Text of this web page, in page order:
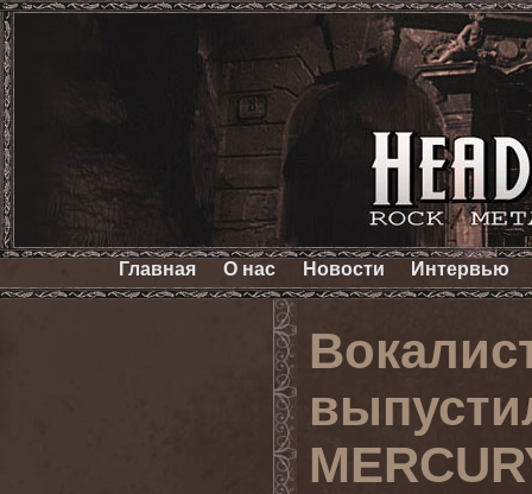
Главная О нас Новости Интервью